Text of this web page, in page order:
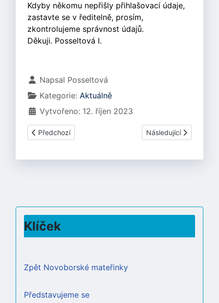
Kdyby někomu nepřišly přihlašovací údaje,
zastavte se v ředitelně, prosím,
zkontrolujeme správnost údajů.
Děkuji. Posseltová I.
Základní údaje
Napsal Posseltová
Kategorie: Aktuálně
Vytvořeno: 12. říjen 2023
Předchozí článek: Program na listopad 2023
Předchozí Další článek: Program
Následující
Klíček
Zpět Novoborské mateřinky
Představujeme se